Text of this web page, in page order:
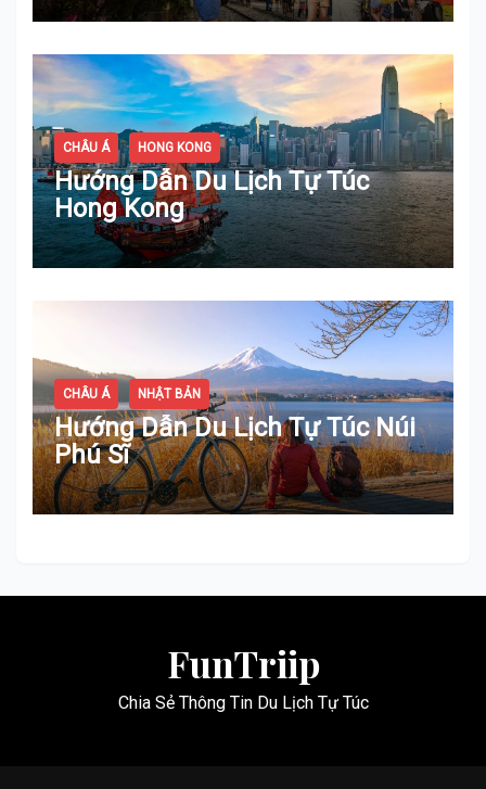
CHÂU Á HONG KONG
Hướng Dẫn Du Lịch Tự Túc
Hong Kong
CHÂU Á NHẬT BẢN
Hướng Dẫn Du Lịch Tự Túc Núi
Phú Sĩ
FunTriip
Chia Sẻ Thông Tin Du Lịch Tự Túc